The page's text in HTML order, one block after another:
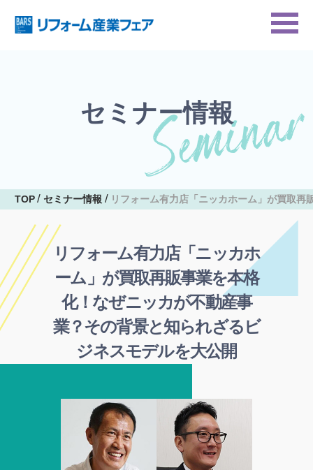
セミナー情報
TOP セミナー情報 リフォーム有力店「ニッカホーム」が買取
リフォーム有力店「ニッカホ
ーム」が買取再販事業を本格
化！なぜニッカが不動産事
業？その背景と知られざるビ
ジネスモデルを大公開